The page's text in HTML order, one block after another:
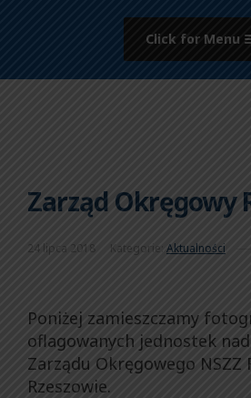
Click for Menu
Zarząd Okręgowy
24 lipca 2018 Kategorie: Aktualności
Poniżej zamieszczamy
oflagowanych jednostek
Zarządu Okręgowego NSZZ
Rzeszowie.